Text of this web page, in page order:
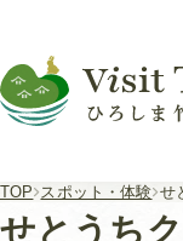
TOP スポット・体験 せ
せとうち